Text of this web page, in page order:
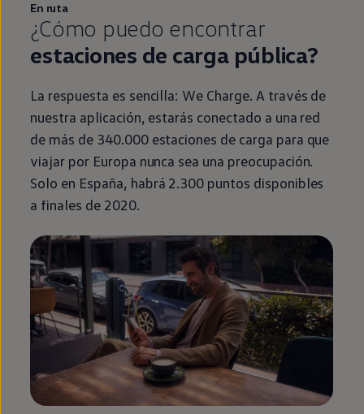
En ruta
¿Cómo puedo encontrar
estaciones de carga pública?
La respuesta es sencilla: We Charge. A través de
nuestra aplicación, estarás conectado a una red
de más de 340.000 estaciones de carga para que
viajar por Europa nunca sea una preocupación.
Solo en España, habrá 2.300 puntos disponibles
a finales de 2020.